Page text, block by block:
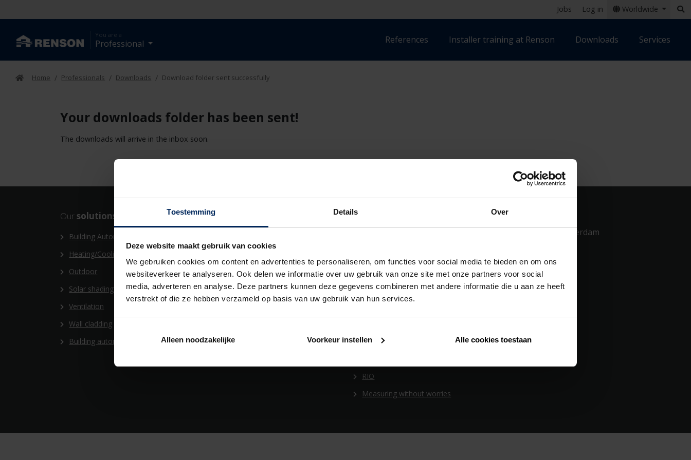
Toestemming Details Over
Deze website maakt gebruik van cookies
We gebruiken cookies om content en advertenties te personaliseren, om functies voor social media te bieden en om ons
websiteverkeer te analyseren. Ook delen we informatie over uw gebruik van onze site met onze partners voor social
media, adverteren en analyse. Deze partners kunnen deze gegevens combineren met andere informatie die u aan ze heeft
verstrekt of die ze hebben verzameld op basis van uw gebruik van hun services.
Alleen noodzakelijke Voorkeur instellen Alle cookies toestaan
Jobs Log in Worldwide
You are a
Professional References Installer training at Renson Downloads Services
Home / Professionals / Downloads / Download folder sent successfully
Your downloads folder has been sent!
The downloads will arrive in the inbox soon.
Oursolutions
Building Automation
Heating/Cooling
Outdoor
Solar shading
Ventilation
Wall cladding
Building automation
Our
Healthy Residential Concept
Healthy School Concept
Digital tools
General sales conditions
Lead tool
Digitale photo books
RIO
Measuring without worries
Contact
Industriezone 2 Vijverdam
B-8790 Waregem
+32 56 30 30 00
Privacy Policy